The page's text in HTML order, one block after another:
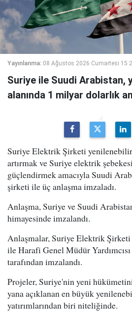
Yayınlanma: 08 Ağustos 2026 Cumartesi
Suriye ile Suudi Arabistan,
alanında 1 milyar dolarlık
Suriye Elektrik Şirketi
artırmak ve Suriye elektrik
güçlendirmek amacıyla Suudi
şirketi ile üç anlaşma imzaladı.
Anlaşma, Suriye ve Suudi
himayesinde imzalandı.
Anlaşmalar, Suriye Elektrik
ile Harafi Genel Müdür
tarafından imzalandı.
Projeler, Suriye'nin yeni
yana açıklanan en büyük
yatırımlarından biri niteliğinde.